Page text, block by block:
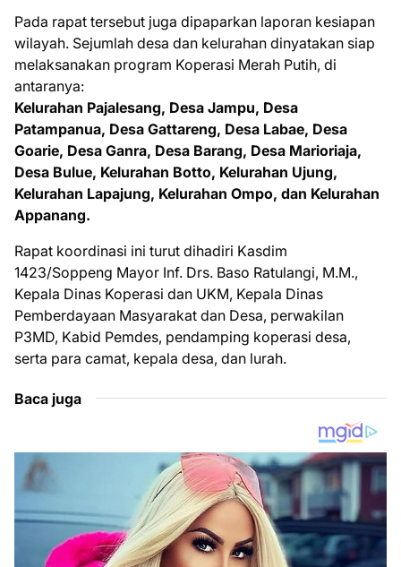
Pada rapat tersebut juga dipaparkan laporan kesiapan
wilayah. Sejumlah desa dan kelurahan dinyatakan siap
melaksanakan program Koperasi Merah Putih, di
antaranya:
Kelurahan Pajalesang, Desa Jampu, Desa
Patampanua, Desa Gattareng, Desa Labae, Desa
Goarie, Desa Ganra, Desa Barang, Desa Marioriaja,
Desa Bulue, Kelurahan Botto, Kelurahan Ujung,
Kelurahan Lapajung, Kelurahan Ompo, dan Kelurahan
Appanang.
Rapat koordinasi ini turut dihadiri Kasdim
1423/Soppeng Mayor Inf. Drs. Baso Ratulangi, M.M.,
Kepala Dinas Koperasi dan UKM, Kepala Dinas
Pemberdayaan Masyarakat dan Desa, perwakilan
P3MD, Kabid Pemdes, pendamping koperasi desa,
serta para camat, kepala desa, dan lurah.
Baca juga